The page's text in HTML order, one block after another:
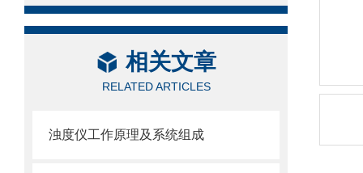
相关文章
RELATED ARTICLES
浊度仪工作原理及系统组成